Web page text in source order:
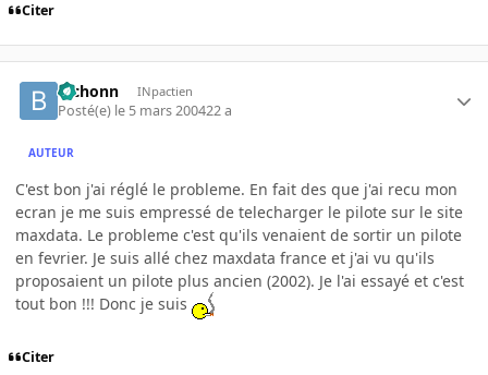
Citer
bichonn INpactien
Posté(e) le 5 mars 200422 a
AUTEUR
C'est bon j'ai réglé le probleme. En fait des que j'ai recu mon
ecran je me suis empressé de telecharger le pilote sur le site
maxdata. Le probleme c'est qu'ils venaient de sortir un pilote
en fevrier. Je suis allé chez maxdata france et j'ai vu qu'ils
proposaient un pilote plus ancien (2002). Je l'ai essayé et c'est
tout bon !!! Donc je suis
Citer